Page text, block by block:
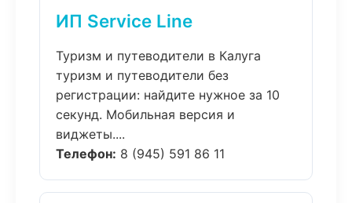
ИП Service Line
Туризм и путеводители в Калуга
туризм и путеводители без
регистрации: найдите нужное за 10
секунд. Мобильная версия и
виджеты....
Телефон: 8 (945) 591 86 11